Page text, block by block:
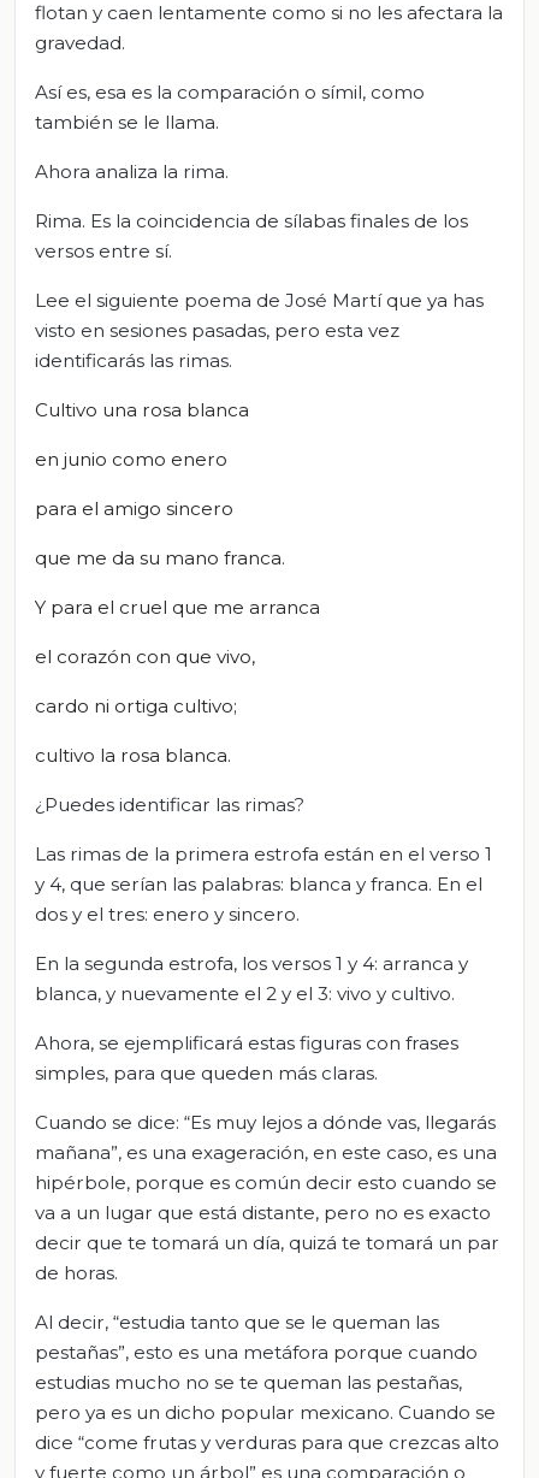
flotan y caen lentamente como si no les afectara la
gravedad.
Así es, esa es la comparación o símil, como
también se le llama.
Ahora analiza la rima.
Rima. Es la coincidencia de sílabas finales de los
versos entre sí.
Lee el siguiente poema de José Martí que ya has
visto en sesiones pasadas, pero esta vez
identificarás las rimas.
Cultivo una rosa blanca
en junio como enero
para el amigo sincero
que me da su mano franca.
Y para el cruel que me arranca
el corazón con que vivo,
cardo ni ortiga cultivo;
cultivo la rosa blanca.
¿Puedes identificar las rimas?
Las rimas de la primera estrofa están en el verso 1
y 4, que serían las palabras: blanca y franca. En el
dos y el tres: enero y sincero.
En la segunda estrofa, los versos 1 y 4: arranca y
blanca, y nuevamente el 2 y el 3: vivo y cultivo.
Ahora, se ejemplificará estas figuras con frases
simples, para que queden más claras.
Cuando se dice: “Es muy lejos a dónde vas, llegarás
mañana”, es una exageración, en este caso, es una
hipérbole, porque es común decir esto cuando se
va a un lugar que está distante, pero no es exacto
decir que te tomará un día, quizá te tomará un par
de horas.
Al decir, “estudia tanto que se le queman las
pestañas”, esto es una metáfora porque cuando
estudias mucho no se te queman las pestañas,
pero ya es un dicho popular mexicano. Cuando se
dice “come frutas y verduras para que crezcas alto
y fuerte como un árbol” es una comparación o